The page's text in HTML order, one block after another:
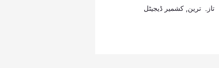
تازہ ترین کشمیر ڈیجیٹل